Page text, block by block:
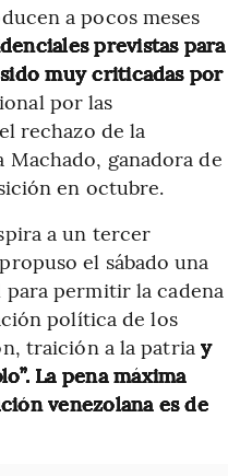
a pocos meses
previstas para
muy criticadas por
por las
rechazo de la
ganadora de
en octubre.
a un tercer
el sábado una
permitir la cadena
política de los
traición a la patria y
La pena máxima
venezolana es de